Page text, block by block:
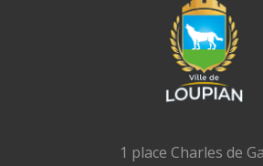
1 place Charles de